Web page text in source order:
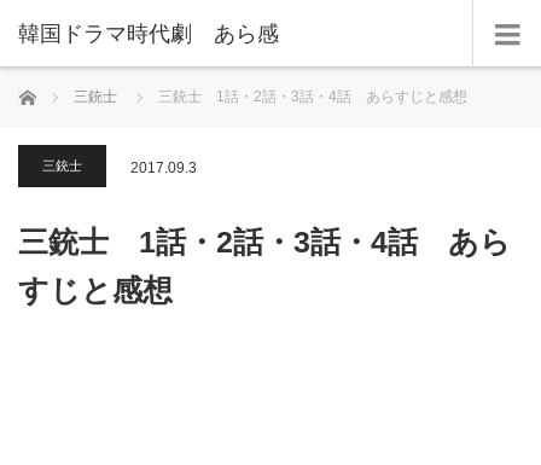
韓国ドラマ時代劇 あら感
ホーム 三銃士 三銃士 1話・2話・3話・4話 あらすじと感想
三銃士 2017.09.3
三銃士 1話・2話・3話・4話 あら
すじと感想